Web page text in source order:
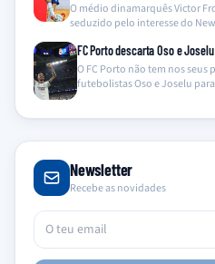
O médio dinamarquês Victor
seduzido pelo interesse do
FC Porto descarta Oso e
O FC Porto não tem nos seus
futebolistas Oso e Joselu
Newsletter
Recebe as novidades